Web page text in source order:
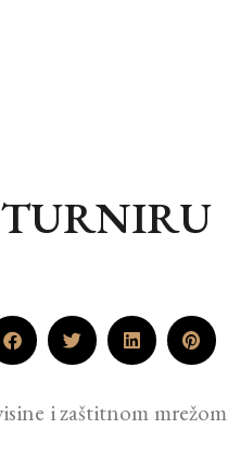
TURNIRU
i zaštitnom mrežom